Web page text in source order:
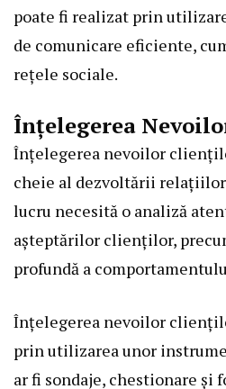
poate fi realizat prin
de comunicare eficiente,
rețele sociale.
Înțelegerea
Înțelegerea nevoilor
cheie al dezvoltării
lucru necesită o analiză
așteptărilor clienților,
profundă a
Înțelegerea nevoilor
prin utilizarea unor
ar fi sondaje, chestionare și